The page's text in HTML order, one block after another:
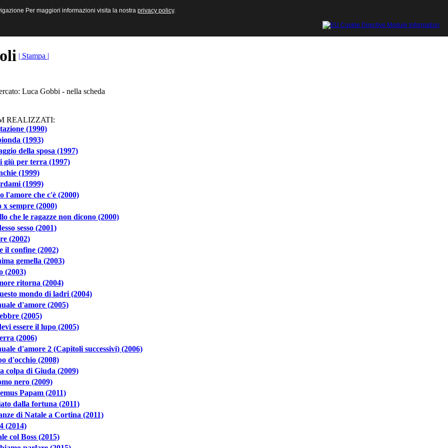
e Multimediali
| Stampa |
Luca Gobbi - nella scheda
REALIZZATI:
(1990)
(1993)
della sposa (1997)
giù per terra (1997)
(1999)
(1999)
l'amore che c'è (2000)
x sempre (2000)
che le ragazze non dicono (2000)
sesso (2001)
(2002)
il confine (2002)
gemella (2003)
(2003)
ritorna (2004)
mondo di ladri (2004)
d'amore (2005)
(2005)
essere il lupo (2005)
(2006)
d'amore 2 (Capitoli successivi) (2006)
d'occhio (2008)
colpa di Giuda (2009)
nero (2009)
Papam (2011)
dalla fortuna (2011)
di Natale a Cortina (2011)
(2014)
col Boss (2015)
Per maggiori informazioni visita la nostra privacy policy.
Per maggiori informazioni visita la nostra privacy policy.